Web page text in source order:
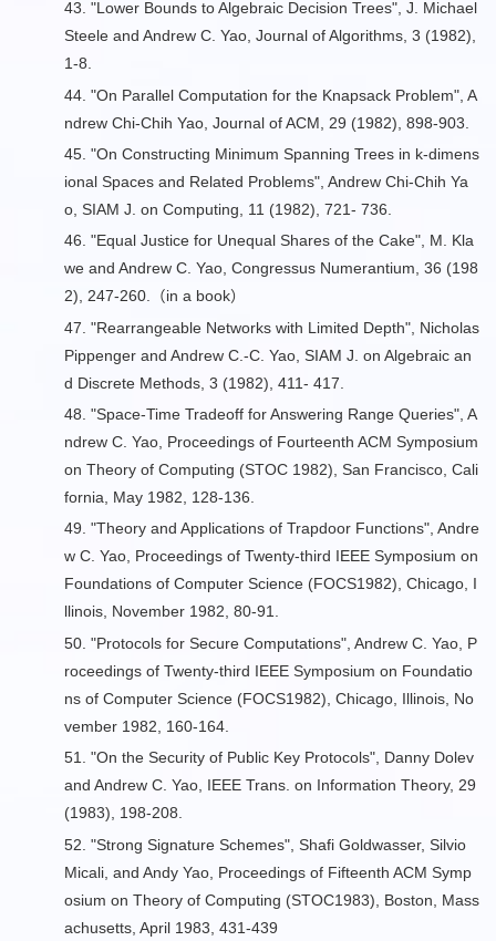
43. "Lower Bounds to Algebraic Decision Trees", J. Michael
Steele and Andrew C. Yao, Journal of Algorithms, 3 (1982),
1-8.
44. "On Parallel Computation for the Knapsack Problem", A
ndrew Chi-Chih Yao, Journal of ACM, 29 (1982), 898-903.
45. "On Constructing Minimum Spanning Trees in k-dimens
ional Spaces and Related Problems", Andrew Chi-Chih Ya
o, SIAM J. on Computing, 11 (1982), 721- 736.
46. "Equal Justice for Unequal Shares of the Cake", M. Kla
we and Andrew C. Yao, Congressus Numerantium, 36 (198
2), 247-260.（in a book）
47. "Rearrangeable Networks with Limited Depth", Nicholas
Pippenger and Andrew C.-C. Yao, SIAM J. on Algebraic an
d Discrete Methods, 3 (1982), 411- 417.
48. "Space-Time Tradeoff for Answering Range Queries", A
ndrew C. Yao, Proceedings of Fourteenth ACM Symposium
on Theory of Computing (STOC 1982), San Francisco, Cali
fornia, May 1982, 128-136.
49. "Theory and Applications of Trapdoor Functions", Andre
w C. Yao, Proceedings of Twenty-third IEEE Symposium on
Foundations of Computer Science (FOCS1982), Chicago, I
llinois, November 1982, 80-91.
50. "Protocols for Secure Computations", Andrew C. Yao, P
roceedings of Twenty-third IEEE Symposium on Foundatio
ns of Computer Science (FOCS1982), Chicago, Illinois, No
vember 1982, 160-164.
51. "On the Security of Public Key Protocols", Danny Dolev
and Andrew C. Yao, IEEE Trans. on Information Theory, 29
(1983), 198-208.
52. "Strong Signature Schemes", Shafi Goldwasser, Silvio
Micali, and Andy Yao, Proceedings of Fifteenth ACM Symp
osium on Theory of Computing (STOC1983), Boston, Mass
achusetts, April 1983, 431-439